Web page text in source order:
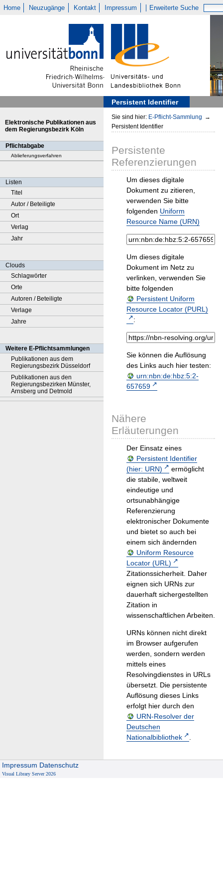
Home Neuzugänge Kontakt Impressum Erweiterte Suche
Persistent Identifier
Elektronische Publikationen aus
dem Regierungsbezirk Köln
Pflichtabgabe
Ablieferungsverfahren
Listen
Titel
Autor / Beteiligte
Ort
Verlag
Jahr
Clouds
Schlagwörter
Orte
Autoren / Beteiligte
Verlage
Jahre
Weitere E-Pflichtsammlungen
Publikationen aus dem
Regierungsbezirk Düsseldorf
Publikationen aus den
Regierungsbezirken Münster,
Arnsberg und Detmold
Sie sind hier: E-Pflicht-Sammlung →
Persistent Identifier
Persistente
Referenzierungen
Um dieses digitale
Dokument zu zitieren,
verwenden Sie bitte
folgenden Uniform
Resource Name (URN)
Um dieses digitale
Dokument im Netz zu
verlinken, verwenden Sie
bitte folgenden
Persistent Uniform
Resource Locator (PURL)
:
Sie können die Auflösung
des Links auch hier testen:
urn:nbn:de:hbz:5:2-
657659
Nähere
Erläuterungen
Der Einsatz eines
Persistent Identifier
(hier: URN)
ermöglicht
die stabile, weltweit
eindeutige und
ortsunabhängige
Referenzierung
elektronischer Dokumente
und bietet so auch bei
einem sich ändernden
Uniform Resource
Locator (URL)
Zitationssicherheit. Daher
eignen sich URNs zur
dauerhaft sichergestellten
Zitation in
wissenschaftlichen Arbeiten.
URNs können nicht direkt
im Browser aufgerufen
werden, sondern werden
mittels eines
Resolvingdienstes in URLs
übersetzt. Die persistente
Auflösung dieses Links
erfolgt hier durch den
URN-Resolver der
Deutschen
Nationalbibliothek
.
Impressum Datenschutz
Visual Library Server 2026